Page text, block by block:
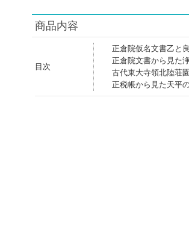
商品内容
目次
正倉院仮名文書乙と
正倉院文書から見た
古代東大寺領北陸荘
正税帳から見た天平